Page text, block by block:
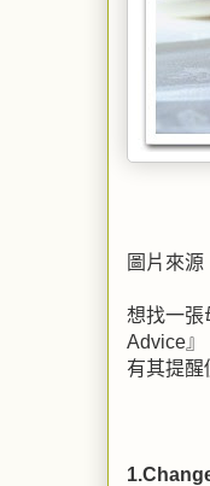
圖片來源
想找一張
Advice』
有其提醒